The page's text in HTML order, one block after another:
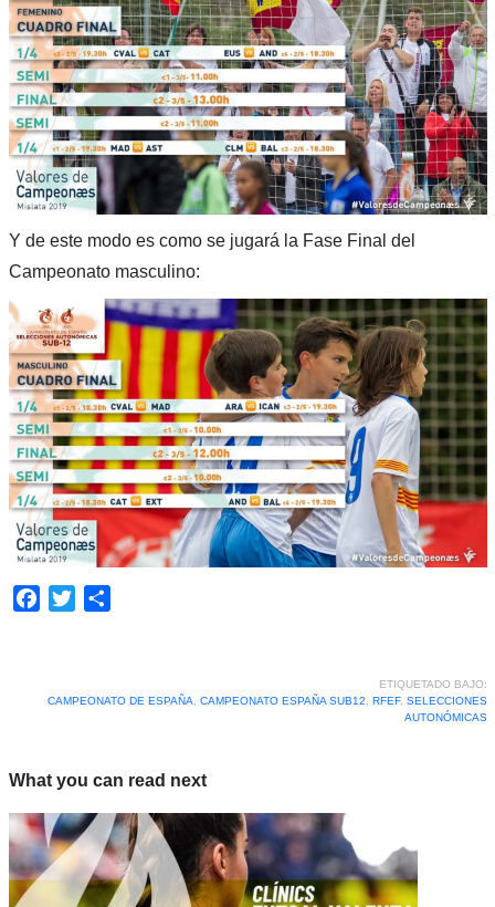
Y de este modo es como se jugará la Fase Final del
Campeonato masculino:
Facebook
Twitter
ETIQUETADO BAJO:
CAMPEONATO DE ESPAÑA, CAMPEONATO ESPAÑA SUB12, RFEF, SELECCIONES
AUTONÓMICAS
What you can read next